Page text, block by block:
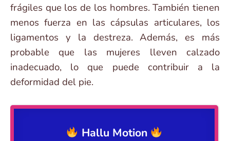
frágiles que los de los hombres. También tienen
menos fuerza en las cápsulas articulares, los
ligamentos y la destreza. Además, es más
probable que las mujeres lleven calzado
inadecuado, lo que puede contribuir a la
deformidad del pie.
Hallu Motion